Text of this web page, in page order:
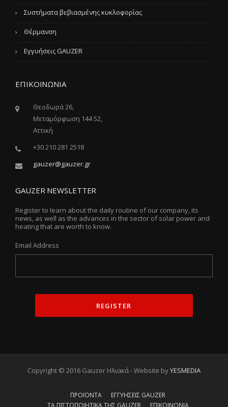
Συστήματα βεβιασμένης κυκλοφορίας
Θέρμανση
Εγγυήσεις GAUZER
ΕΠΙΚΟΙΝΩΝΙΑ
Θεοδωρά 26,
Μεταμόρφωση 144 52,
Αττική
+30 210 281 2518
gauzer@gauzer.gr
GAUZER NEWSLETTER
Register to learn about the daily routine of our company, its
news, as well as the advances in the sector of solar power and
heating that are worth to know.
Email Address
Copyright © 2016 Gauzer Ηλιακά - Website byYESMEDIA
ΠΡΟΪΟΝΤΑ
ΕΓΓΥΗΣΕΙΣ GAUZER
ΤΑ ΠΙΣΤΟΠΟΙΗΤΙΚΑ ΤΗΣ GAUZER
ΕΠΙΚΟΙΝΩΝΙΑ